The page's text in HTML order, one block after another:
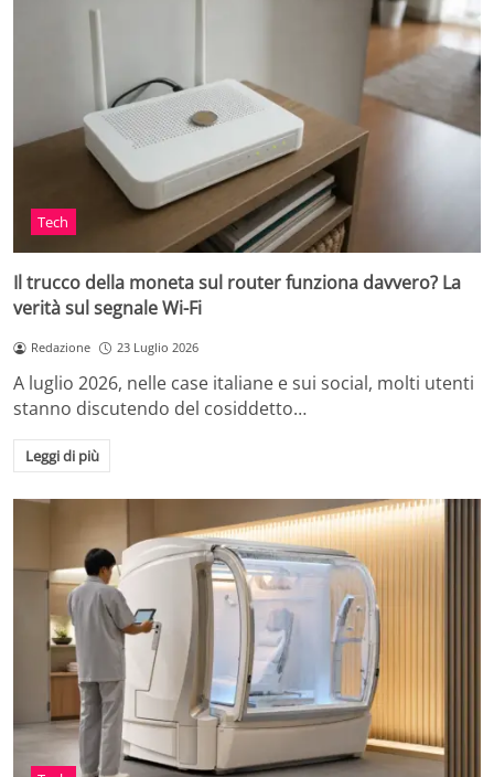
Tech
Il trucco della moneta sul router funziona davvero? La
verità sul segnale Wi-Fi
Redazione 23 Luglio 2026
A luglio 2026, nelle case italiane e sui social, molti utenti
stanno discutendo del cosiddetto…
Leggi di più